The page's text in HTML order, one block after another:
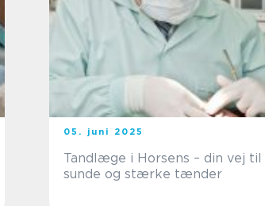
05. juni 2025
Tandlæge i Horsens – din vej til
sunde og stærke tænder